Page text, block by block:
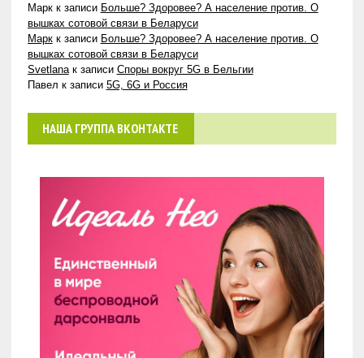
Маркк записи Больше? Здоровее? А население против. О
вышках сотовой связи в Беларуси
Маркк записи Больше? Здоровее? А население против. О
вышках сотовой связи в Беларуси
Svetlanaк записи Споры вокруг 5G в Бельгии
Павел к записи 5G, 6G и Россия
НАША ГРУППА ВКОНТАКТЕ